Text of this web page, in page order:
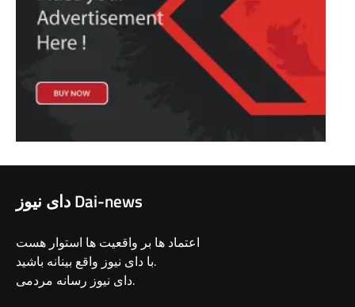
دای نیوز Dai-news
اعتماد ها بر واقعیت ها استوار هست
با دای نیوز واقع بینانه باشید.
دای نیوز رسانه مردمی.